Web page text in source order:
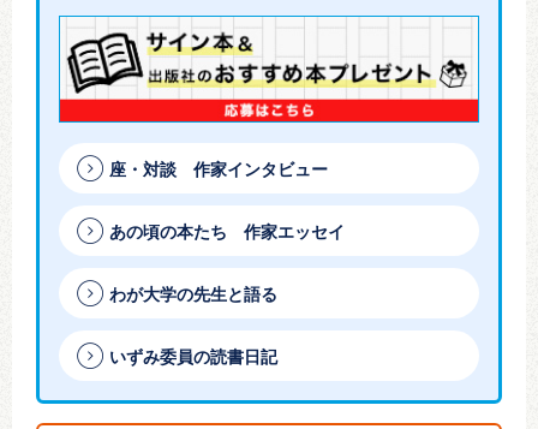
座・対談 作家インタビュー
あの頃の本たち 作家エッセイ
わが大学の先生と語る
いずみ委員の読書日記